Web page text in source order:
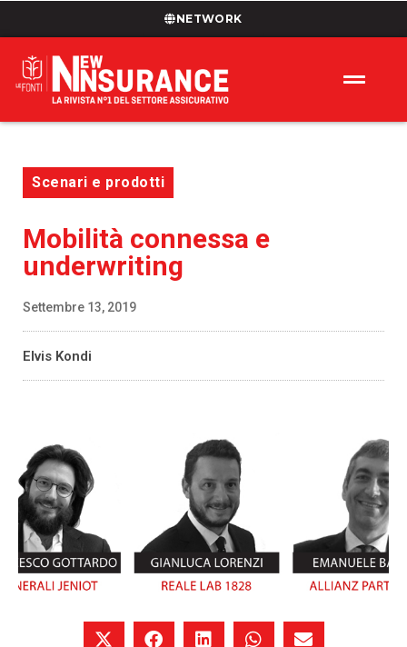
NETWORK
Scenari e prodotti
Mobilità connessa e
underwriting
Settembre 13, 2019
Elvis Kondi